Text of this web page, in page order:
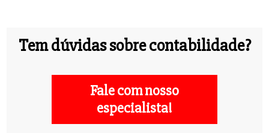
Tem dúvidas sobre contabilidade?
Fale com nosso
especialista!